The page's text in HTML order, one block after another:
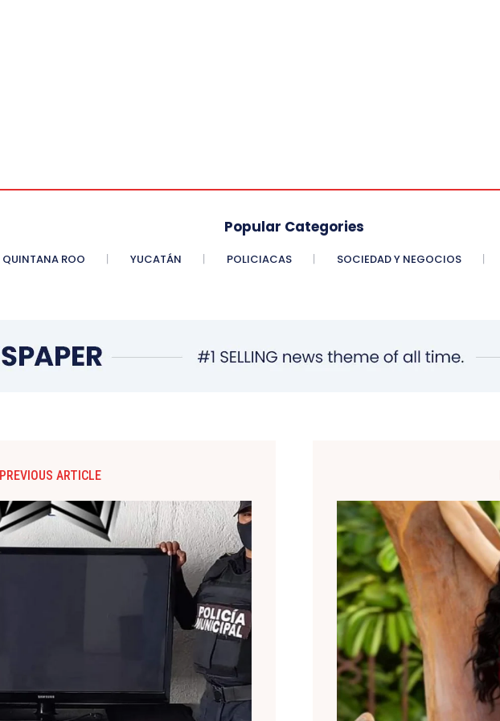
Popular Categories
QUINTANA ROO YUCATÁN POLICIACAS SOCIEDAD Y NEGOCIOS
PREVIOUS ARTICLE